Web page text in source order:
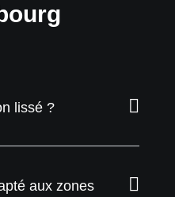
lissé ?
aux zones